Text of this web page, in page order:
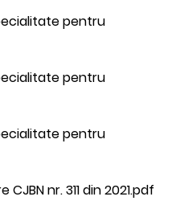
pentru
pentru
pentru
nr. 311 din 2021.pdf